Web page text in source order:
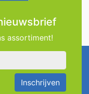
assortiment!
Inschrijven